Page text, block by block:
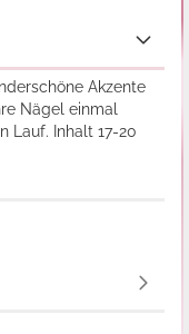
Akzente
Nägel einmal
Lauf. Inhalt 17-20